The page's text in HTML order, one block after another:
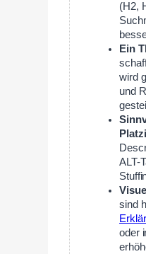
(H2,
Ein
wird
und
ALT-
sind
oder